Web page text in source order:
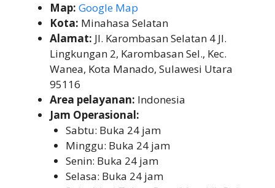
Map: Google Map
Kota: Minahasa Selatan
Alamat: Jl. Karombasan Selatan 4 Jl.
Lingkungan 2, Karombasan Sel., Kec.
Wanea, Kota Manado, Sulawesi Utara
95116
Area pelayanan: Indonesia
Jam Operasional:
Sabtu: Buka 24 jam
Minggu: Buka 24 jam
Senin: Buka 24 jam
Selasa: Buka 24 jam